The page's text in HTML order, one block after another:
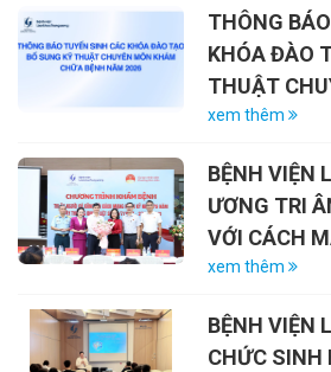
THÔNG
KHÓA ĐÀO
THUẬT
CHỮA BỆNH
xem thêm
BỆNH VIỆN
ƯƠNG TRI
VỚI CÁCH
NIỆM 79
27/7/2026)
xem thêm
BỆNH VIỆN
CHỨC SINH